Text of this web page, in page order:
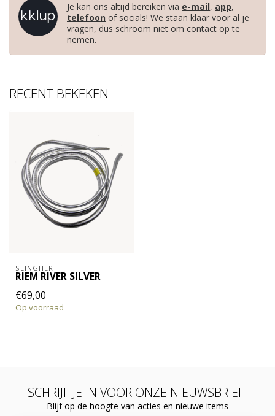
Je kan ons altijd bereiken via e-mail, app,
telefoon of socials! We staan klaar voor al je
vragen, dus schroom niet om contact op te
nemen.
RECENT BEKEKEN
SLINGHER
RIEM RIVER SILVER
€69,00
Op voorraad
SCHRIJF JE IN VOOR ONZE NIEUWSBRIEF!
Blijf op de hoogte van acties en nieuwe items